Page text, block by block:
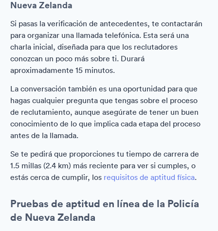
Nueva Zelanda
Si pasas la verificación de antecedentes, te contactarán
para organizar una llamada telefónica. Esta será una
charla inicial, diseñada para que los reclutadores
conozcan un poco más sobre ti. Durará
aproximadamente 15 minutos.
La conversación también es una oportunidad para que
hagas cualquier pregunta que tengas sobre el proceso
de reclutamiento, aunque asegúrate de tener un buen
conocimiento de lo que implica cada etapa del proceso
antes de la llamada.
Se te pedirá que proporciones tu tiempo de carrera de
1.5 millas (2.4 km) más reciente para ver si cumples, o
estás cerca de cumplir, los requisitos de aptitud física.
Pruebas de aptitud en línea de la Policía
de Nueva Zelanda